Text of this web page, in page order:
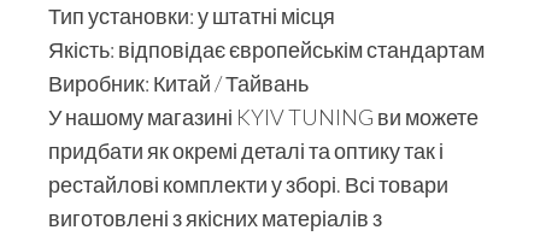
Тип установки: у штатні місця
Якість: відповідає європейськім стандартам
Виробник: Китай / Тайвань
У нашому магазині KYIV TUNING ви можете
придбати як окремі деталі та оптику так і
рестайлові комплекти у зборі. Всі товари
виготовлені з якісних матеріалів з